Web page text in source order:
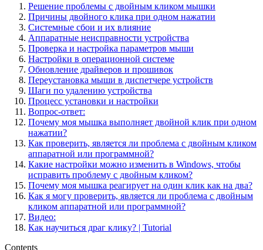
Решение проблемы с двойным кликом мышки
Причины двойного клика при одном нажатии
Системные сбои и их влияние
Аппаратные неисправности устройства
Проверка и настройка параметров мыши
Настройки в операционной системе
Обновление драйверов и прошивок
Переустановка мыши в диспетчере устройств
Шаги по удалению устройства
Процесс установки и настройки
Вопрос-ответ:
Почему моя мышка выполняет двойной клик при одном
нажатии?
Как проверить, является ли проблема с двойным кликом
аппаратной или программной?
Какие настройки можно изменить в Windows, чтобы
исправить проблему с двойным кликом?
Почему моя мышка реагирует на один клик как на два?
Как я могу проверить, является ли проблема с двойным
кликом аппаратной или программной?
Видео:
Как научиться драг клику? | Tutorial
Contents